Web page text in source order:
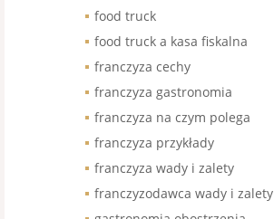
food truck
food truck a kasa fiskalna
franczyza cechy
franczyza gastronomia
franczyza na czym polega
franczyza przykłady
franczyza wady i zalety
franczyzodawca wady i zalety